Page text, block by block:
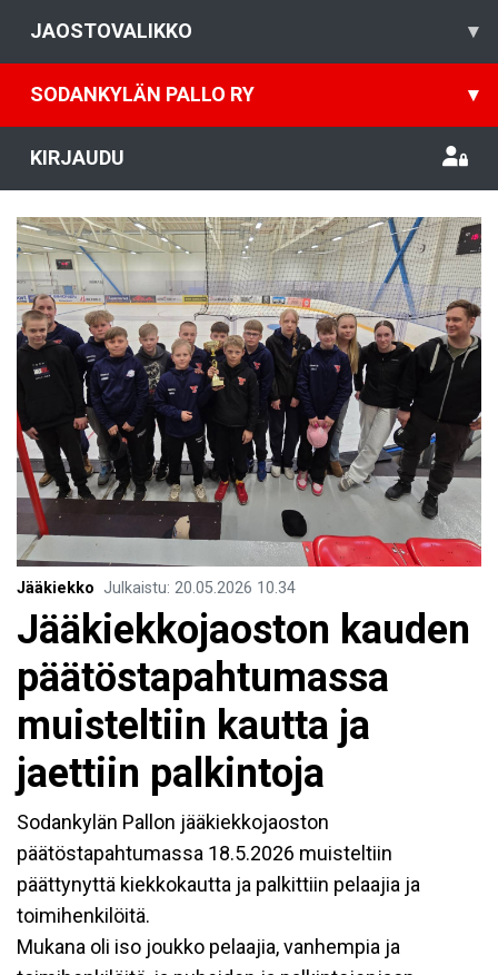
JAOSTOVALIKKO ▾
SODANKYLÄN PALLO RY ▾
KIRJAUDU
Jääkiekko Julkaistu: 20.05.2026 10.34
Jääkiekkojaoston kauden
päätöstapahtumassa
muisteltiin kautta ja
jaettiin palkintoja
Sodankylän Pallon jääkiekkojaoston
päätöstapahtumassa 18.5.2026 muisteltiin
päättynyttä kiekkokautta ja palkittiin pelaajia ja
toimihenkilöitä.
Mukana oli iso joukko pelaajia, vanhempia ja